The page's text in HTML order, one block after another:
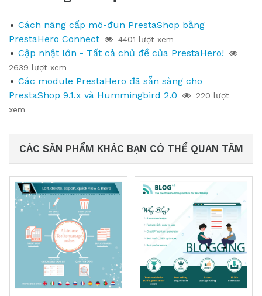
Cách nâng cấp mô-đun PrestaShop bằng
PrestaHero Connect
4401 lượt xem
Cập nhật lớn - Tất cả chủ đề của PrestaHero!
2639 lượt xem
Các module PrestaHero đã sẵn sàng cho
PrestaShop 9.1.x và Hummingbird 2.0
220 lượt
xem
CÁC SẢN PHẨM KHÁC BẠN CÓ THỂ QUAN TÂM